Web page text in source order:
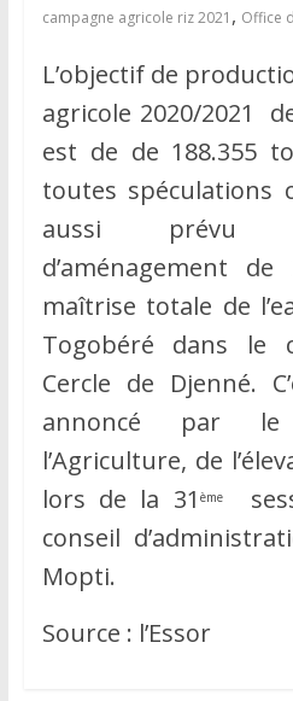
campagne agricole riz 2021 , Office
L’objectif de
agricole 2020/2021
est de de 188.355
toutes spéculations
aussi prévu
d’aménagement
maîtrise totale de
Togobéré dans le
Cercle de Djenné.
annoncé par
l’Agriculture, de
lors de la 31 ème
conseil
Mopti.
Source : l’Essor